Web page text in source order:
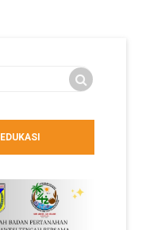
EDUKASI